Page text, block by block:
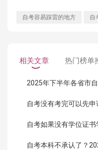
自考容易踩雷的地方 自
相关文章 热门榜单
2025年下半年各省市
自考没有考完可以先
自考如果没有学位证
自考本科不承认了？